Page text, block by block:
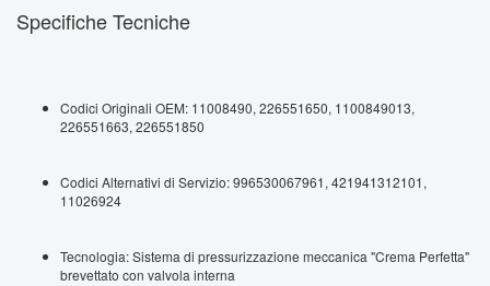
Specifiche Tecniche
Codici Originali OEM: 11008490, 226551650, 1100849013,
226551663, 226551850
Codici Alternativi di Servizio: 996530067961, 421941312101,
11026924
Tecnologia: Sistema di pressurizzazione meccanica "Crema Perfetta"
brevettato con valvola interna